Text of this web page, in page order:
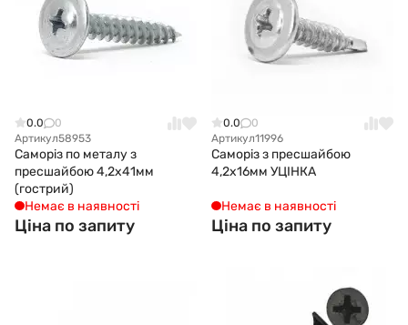
0.0
0
Артикул58953
Саморіз по металу з
пресшайбою 4,2x41мм
(гострий)
Немає в наявності
Ціна по запиту
0.0
0
Артикул11996
Саморіз з пресшайбою
4,2х16мм УЦІНКА
Немає в наявності
Ціна по запиту